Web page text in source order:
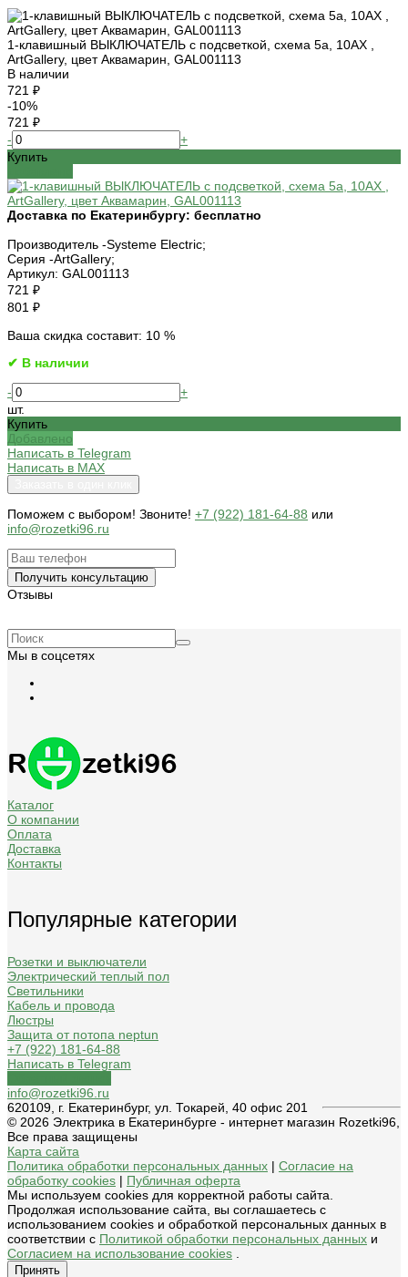
1-клавишный ВЫКЛЮЧАТЕЛЬ с подсветкой, схема 5а, 10АХ ,
ArtGallery, цвет Аквамарин, GAL001113
В наличии
721 ₽
-10%
721 ₽
-
+
Купить
Доставка по Екатеринбургу: бесплатно
Производитель -Systeme Electric;
Серия -ArtGallery;
Артикул: GAL001113
721 ₽
801 ₽
Ваша скидка составит: 10 %
✔ В наличии
-
+
шт.
Купить
Добавлено
Написать в Telegram
Написать в MAX
Поможем c выбором! Звоните! +7 (922) 181-64-88 или
info@rozetki96.ru
Получить консультацию
Отзывы
Мы в соцсетях
Каталог
О компании
Оплата
Доставка
Контакты
Популярные категории
Розетки и выключатели
Электрический теплый пол
Светильники
Кабель и провода
Люстры
Защита от потопа neptun
+7 (922) 181-64-88
Написать в Telegram
info@rozetki96.ru
620109, г. Екатеринбург, ул. Токарей, 40 офис 201
© 2026 Электрика в Екатеринбурге - интернет магазин Rozetki96,
Все права защищены
Карта сайта
Политика обработки персональных данных | Согласие на
обработку cookies | Публичная оферта
Мы используем cookies для корректной работы сайта.
Продолжая использование сайта, вы соглашаетесь с
использованием cookies и обработкой персональных данных в
соответствии с Политикой обработки персональных данных и
Согласием на использование cookies .
Принять